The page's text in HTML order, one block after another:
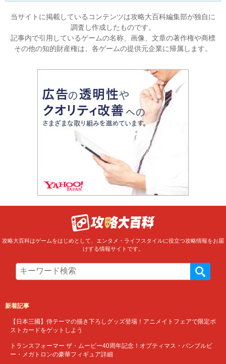
当サイトに掲載しているコンテンツは攻略大百科編集部が独自に
調査し作成したものです。
記事内で引用しているゲームの名称、画像、文章の著作権や商標
その他の知的財産権は、各ゲームの提供元企業に帰属します。
攻略大百科はゲームをはじめとして、エンタメ・ライフスタイルに役立つ攻略情報をお届
けする情報サイトです。
新着記事
【日本三國】侍テーマの描き下ろしグッズ登場！アニメイトフェアで限定ポ
ストカードをゲットしよう
トランスフォーマー ザ・ムービー40周年記念！オプティマス・バンブルビ
ー・メガトロンの豪華フィギュア詳細